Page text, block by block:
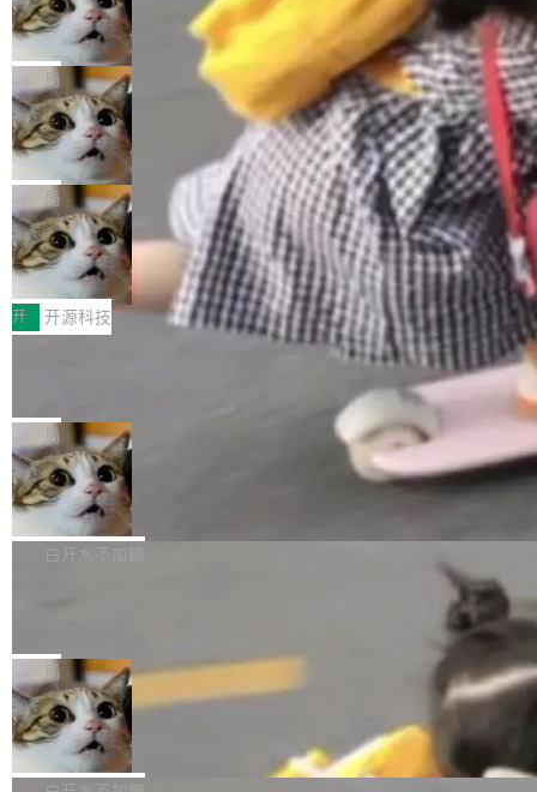
nt智能测试系统入选AI测试领域代表产品。对CI
O而言，这提示了一个转变：AI测试正在从效率
工具升级为企业的质量基础设施。 CIO面对的新
现实 过去两年，CIO们的焦虑清单上多了两项：
一是如何让大模型和智能体应用安全地从PoC走
向生产，二是如何让测试团队跟得上AI应用...
（sum type）。但他说清楚了一件事：这不是类
型系统的学术体操，是日常编码的思维方式。 文
章从一个简单的例子切入。一个网站的深色主题
设置，如果用布尔值 + 可空字段来表示——bool
ean 表示是否可切换，nullable 的默认模式、浅
色方案、深色方案——会产生大量无意义的组
合。方案缺了、配置冲突了、全 null 了。要知道
哪些组合有效，作者说，你得靠"文档、校验、或
者部落知识"。 换个写法。Rust 的 enum，两个
变体：Switchable...
Cloudflare 开源内部企业 AI 平台 Clou
dflare OS
Cloudflare 发布了一个开源项目 Cloudflare O
S。如果你只看官方博客，你会觉得这是又一
个"AI 知识库 + 聊天机器人"——每个大厂都在
做，没什么新鲜的。 但 Kenton Varda 在 Twitte
r 上把事情说清楚了： 今天我们发布了 Cloudfla
re OS，一个带连接器的聊天机器人，跟其他所
有科技公司做的一样。只不过，实际上它不一
样。这是 Sandstorm.io 的重制版，我十年前的
那个创业公司。不同的是，这次它构建在 Cloudf
lare Workers 上——我花了九年时间搭建的平台
——并且深度集成了 AI。这基本上是我十年秘密
局
Deno 团队开源 Celld，可自托管的分
布式 Durable Objects
Ryan Dahl 领导的 Deno 团队推出了最新开源项
目 Celld，一个能在自己机器上运行 Cloudflare
Workers 和 Durable Objects 的守护进程。 设
计思路很直接：每个对象是一个独立的 SQLite
数据库，按名称寻址，复制到你自己的 S3 兼容
存储库里。节点之间只通过这个存储库协调——
没有控制平面，没有共识协议。每个对象自带一
个小型数据库，应用天然按分片构建，单个数据
库的竞争和爆炸半径问题在设计层面就被消除
了。 闲置的 cell 会休眠到几乎不占资源。当 cel
l 迁移或唤醒时，新宿主从 S3 恢复 SQLite 数据
库继续执行。存储库是持久化的唯一真相...
局
鲁大师7月新机性能/流畅/AI榜：vivo夺
性能、流畅双第一，三星Galaxy Z系列
新折叠缺席
2026年7月的手机市场，由于存储等硬件成本暴
增，手机厂商的日子也不好过啊，新机速度明显
放缓，因此硝烟味淡了许多。新机参数规格除开
高价的三星折叠（三星Galaxy Z Fold8 Ultra / Z
Fold8 / Z Flip8）外，其余要么是中低端机器，
例如iQOO Z11i、REDMI Note 17、REDMI No
te 17 Pro、OPPO K15，要么是vivo X300 E这
样的次旗舰。 Galaxy Z Fold8 Ultra / Z Fold8 /
Z Flip8三款折叠屏新机均在7月22日发布，且全
部搭载骁龙8 Elite Gen5 for Galaxy，它们本该
开 开源科技
Zed 编辑器团队发布了新项目——DeltaDB，一
个在 git commit 之间记录每一次编辑操作的版
本控制系统。目前处于 Early Access 阶段。 De
ltaDB 的核心思路直接写在 landing page 最显
眼的位置：「Software is made between com
mits」——软件是在 commit 之间写出来的。git
是把这段空隙补上。 回退到任何一次编辑：Delt
aDB 捕获 commit 之间的每一次操作，...
局
SpaceXAI 单季资本开支达 183 亿美元
根据风险投资人Tomer Tunguz 博客（VC 分
析）披露的最新分析与第二季度业绩报告，Spac
微软同期总资本开支的四成。 与亚马逊、Alpha
bet、微软以及 Meta 等传统科技巨头相比，Spa
ceXAI的资金消耗速度尤为引人瞩目。然而，支
撑庞大支出的资金来源却呈现出截然不同的面
貌。数据显示，微软和 Meta 主要依托充沛的经
白开水不加糖
一个在终端里运行的编程 agent；Muse Spark
1.2，驱动这个 agent 的新模型。一句话概括：
你可以用 curl -fsSL https://dev.meta.ai/install.
sh | bash 安装一个能在大项目里自动规划、写
代码、验证结果的 AI 终端工具。 据介绍，Muse
局
美团开源 LoHoSearch，用知识图谱校
准 AI 能力认知
机器出题的前提，是让机器拥有全局视野。整个
构建流程可以分为四个环节：建图 → 控制难度